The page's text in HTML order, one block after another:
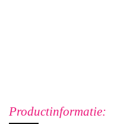
Productinformatie: